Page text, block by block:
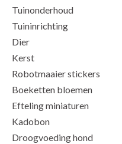
Tuinonderhoud
Tuininrichting
Dier
Kerst
Robotmaaier stickers
Boeketten bloemen
Efteling miniaturen
Kadobon
Droogvoeding hond